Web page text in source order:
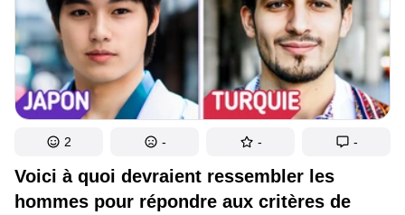
Voici à quoi devraient ressembler les
hommes pour répondre aux critères de
2 - - -
Contacte la rédaction
Politique de confidentialité
Politique de droit d'auteur
Politique relative aux cookies
Modalités de service
Plan de site
Mise à jour du consentement